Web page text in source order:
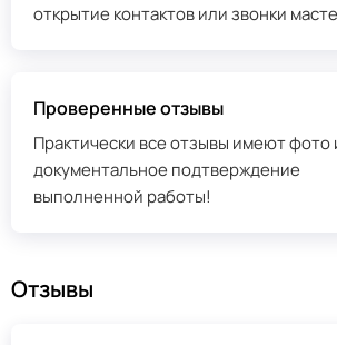
открытие контактов или звонки
Проверенные отзывы
Практически все отзывы имеют фото
документальное подтверждение
выполненной работы!
Отзывы